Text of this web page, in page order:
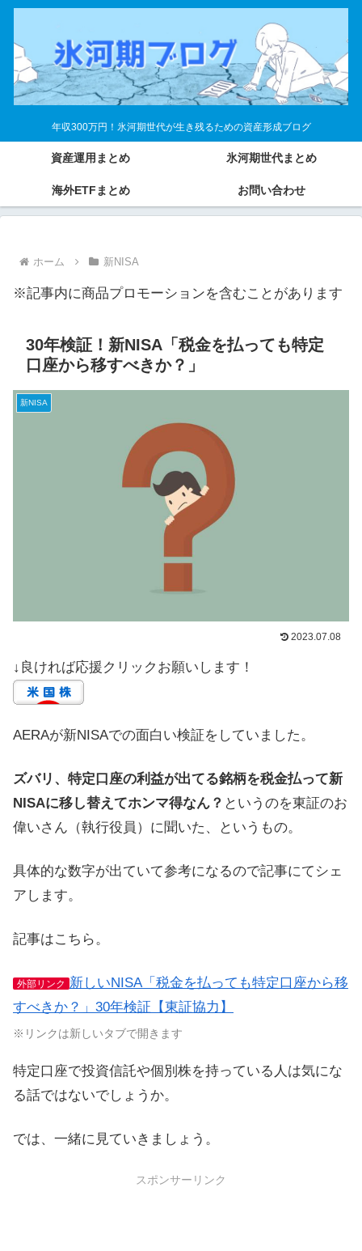
年収300万円！氷河期世代が生き残るための資産形成ブログ
資産運用まとめ 氷河期世代まとめ
海外ETFまとめ お問い合わせ
ホーム 新NISA
※記事内に商品プロモーションを含むことがあります
30年検証！新NISA「税金を払っても特定
口座から移すべきか？」
新NISA
2023.07.08
↓良ければ応援クリックお願いします！
AERAが新NISAでの面白い検証をしていました。
ズバリ、特定口座の利益が出てる銘柄を税金払って新
NISAに移し替えてホンマ得なん？ というのを東証のお
偉いさん（執行役員）に聞いた、というもの。
具体的な数字が出ていて参考になるので記事にてシェ
アします。
記事はこちら。
外部リンク 新しいNISA「税金を払っても特定口座から移
すべきか？」30年検証【東証協力】
※リンクは新しいタブで開きます
特定口座で投資信託や個別株を持っている人は気にな
る話ではないでしょうか。
では、一緒に見ていきましょう。
スポンサーリンク